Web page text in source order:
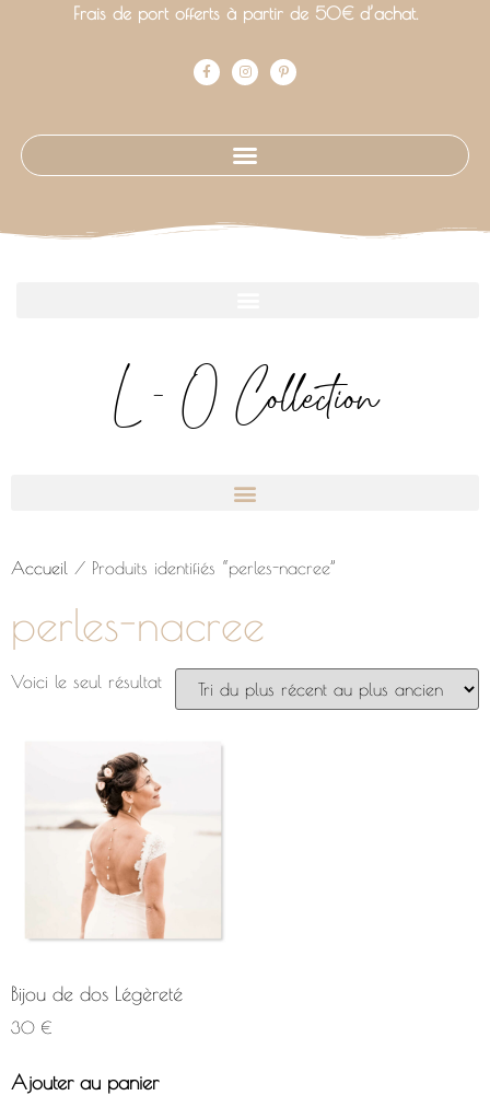
Frais de port offerts à partir de 50€ d’achat.
L - O Collection
Accueil / Produits identifiés “perles-nacree”
perles-nacree
Voici le seul résultat
Bijou de dos Légèreté
30 €
Ajouter au panier